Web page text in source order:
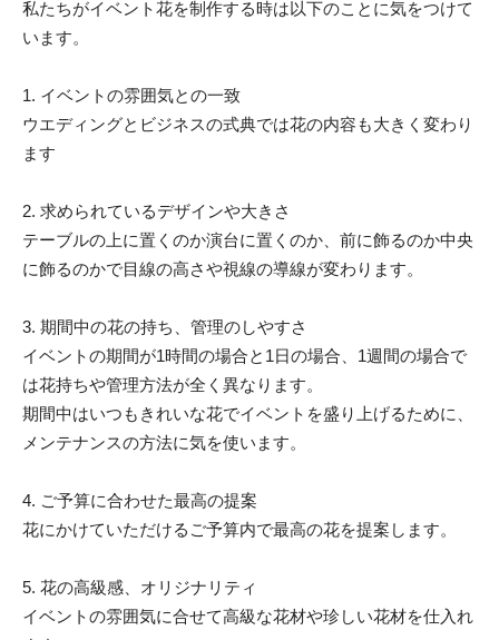
私たちがイベント花を制作する時は以下のことに気をつけて
います。
1. イベントの雰囲気との一致
ウエディングとビジネスの式典では花の内容も大きく変わり
ます
2. 求められているデザインや大きさ
テーブルの上に置くのか演台に置くのか、前に飾るのか中央
に飾るのかで目線の高さや視線の導線が変わります。
3. 期間中の花の持ち、管理のしやすさ
イベントの期間が1時間の場合と1日の場合、1週間の場合で
は花持ちや管理方法が全く異なります。
期間中はいつもきれいな花でイベントを盛り上げるために、
メンテナンスの方法に気を使います。
4. ご予算に合わせた最高の提案
花にかけていただけるご予算内で最高の花を提案します。
5. 花の高級感、オリジナリティ
イベントの雰囲気に合せて高級な花材や珍しい花材を仕入れ